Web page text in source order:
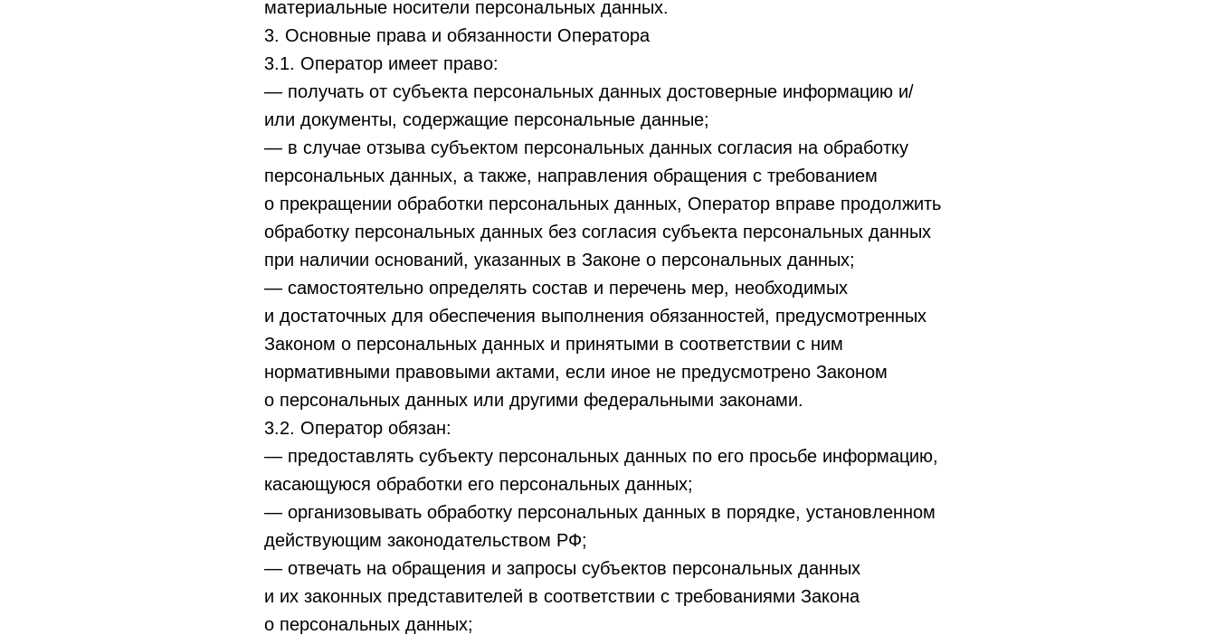
материальные носители персональных данных.
3. Основные права и обязанности Оператора
3.1. Оператор имеет право:
— получать от субъекта персональных данных достоверные информацию и/
или документы, содержащие персональные данные;
— в случае отзыва субъектом персональных данных согласия на обработку
персональных данных, а также, направления обращения с требованием
о прекращении обработки персональных данных, Оператор вправе продолжить
обработку персональных данных без согласия субъекта персональных данных
при наличии оснований, указанных в Законе о персональных данных;
— самостоятельно определять состав и перечень мер, необходимых
и достаточных для обеспечения выполнения обязанностей, предусмотренных
Законом о персональных данных и принятыми в соответствии с ним
нормативными правовыми актами, если иное не предусмотрено Законом
о персональных данных или другими федеральными законами.
3.2. Оператор обязан:
— предоставлять субъекту персональных данных по его просьбе информацию,
касающуюся обработки его персональных данных;
— организовывать обработку персональных данных в порядке, установленном
действующим законодательством РФ;
— отвечать на обращения и запросы субъектов персональных данных
и их законных представителей в соответствии с требованиями Закона
о персональных данных;